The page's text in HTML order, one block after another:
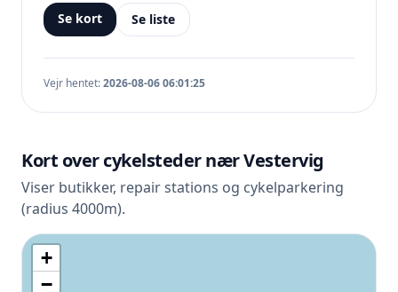
Se kort Se liste
Vejr hentet:2026-08-06 06:01:25
Kort over cykelsteder nær Vestervig
Viser butikker, repair stations og cykelparkering
(radius 4000m).
+
−